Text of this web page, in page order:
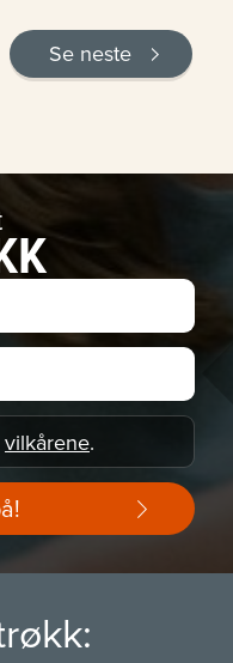
Se neste
vilkårene.